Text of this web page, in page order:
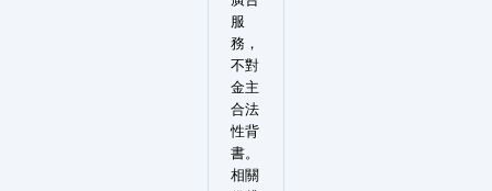
服
務，
不對
金主
合法
性背
書。
相關